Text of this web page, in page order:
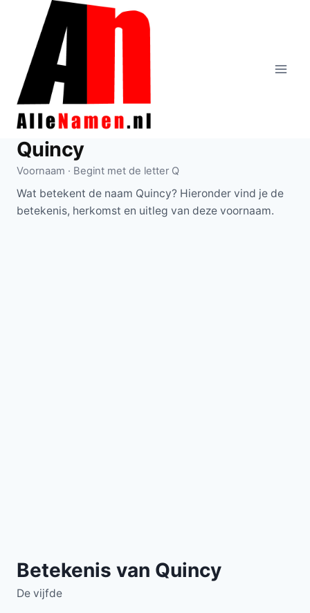
Doorgaan
inhoud
Quincy
Voornaam · Begint met de letter Q
Wat betekent de naam Quincy? Hieronder vind je de
betekenis, herkomst en uitleg van deze voornaam.
Betekenis van Quincy
De vijfde